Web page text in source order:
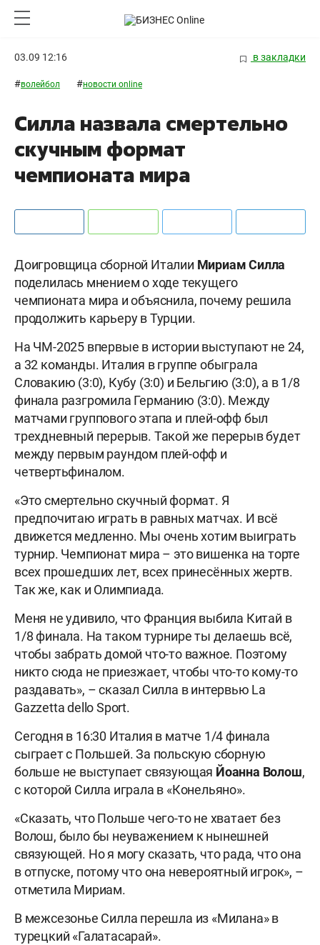
03.09 12:16 в закладки
#волейбол #новости online
Силла назвала смертельно
скучным формат
чемпионата мира
Доигровщица сборной Италии Мириам Силла
поделилась мнением о ходе текущего
чемпионата мира и объяснила, почему решила
продолжить карьеру в Турции.
На ЧМ-2025 впервые в истории выступают не 24,
а 32 команды. Италия в группе обыграла
Словакию (3:0), Кубу (3:0) и Бельгию (3:0), а в 1/8
финала разгромила Германию (3:0). Между
матчами группового этапа и плей-офф был
трехдневный перерыв. Такой же перерыв будет
между первым раундом плей-офф и
четвертьфиналом.
«Это смертельно скучный формат. Я
предпочитаю играть в равных матчах. И всё
движется медленно. Мы очень хотим выиграть
турнир. Чемпионат мира – это вишенка на торте
всех прошедших лет, всех принесённых жертв.
Так же, как и Олимпиада.
Меня не удивило, что Франция выбила Китай в
1/8 финала. На таком турнире ты делаешь всё,
чтобы забрать домой что-то важное. Поэтому
никто сюда не приезжает, чтобы что-то кому-то
раздавать», – сказал Силла в интервью La
Gazzetta dello Sport.
Сегодня в 16:30 Италия в матче 1/4 финала
сыграет с Польшей. За польскую сборную
больше не выступает связующая Йоанна Волош,
с которой Силла играла в «Конельяно».
«Сказать, что Польше чего-то не хватает без
Волош, было бы неуважением к нынешней
связующей. Но я могу сказать, что рада, что она
в отпуске, потому что она невероятный игрок», –
отметила Мириам.
В межсезонье Силла перешла из «Милана» в
турецкий «Галатасарай».